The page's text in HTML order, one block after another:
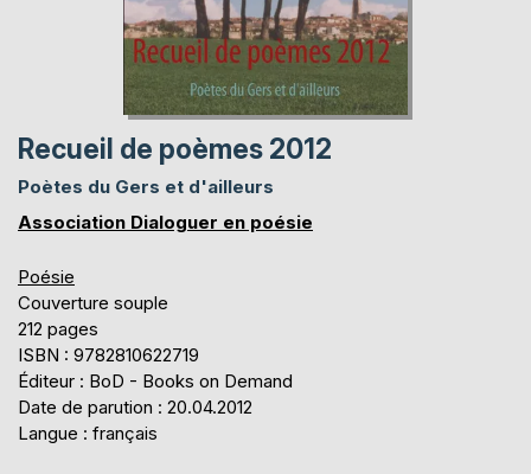
Recueil de poèmes 2012
Poètes du Gers et d'ailleurs
Association Dialoguer en poésie
Poésie
Couverture souple
212 pages
ISBN : 9782810622719
Éditeur : BoD - Books on Demand
Date de parution : 20.04.2012
Langue : français